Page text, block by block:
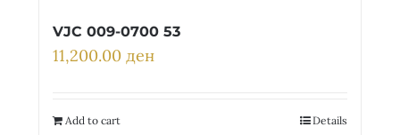
VJC 009-0700 53
11,200.00 ден
Add to cart Details